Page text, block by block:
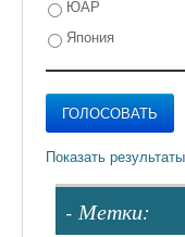
ЮАР
Япония
- Метки: